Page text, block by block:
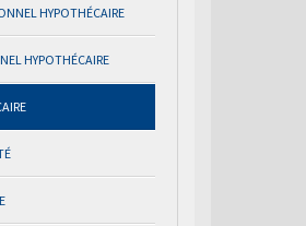
HYPOTHÉCAIRE
HYPOTHÉCAIRE